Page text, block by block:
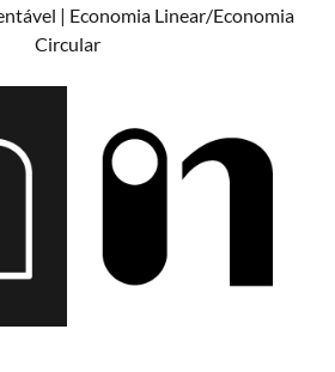
| Economia Linear/Economia
Circular